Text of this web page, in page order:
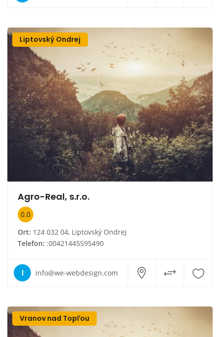
Liptovský Ondrej
Agro-Real, s.r.o.
0.0
Ort: 124 032 04, Liptovský Ondrej
Telefon: :00421445595490
I info@we-webdesign.com
Vranov nad Topľou